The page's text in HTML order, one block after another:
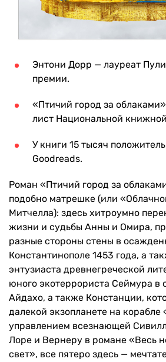
Энтони Дорр — лауреат
премии.
«Птичий город за
лист Национальной
У книги 15 тысяч
Goodreads.
Роман «Птичий город за
подобно матрешке (или
Митчелла): здесь хитроумно
жизни и судьбы Анны и Омира,
разные стороны стены в
Константинополе 1453 года, а
энтузиаста древнегреческой
юного экотеррориста Сеймура в
Айдахо, а также Констанции,
далекой экзопланете на корабле
управлением всезнающей
Лоре и Вернеру в романе «Весь
свет», все пятеро здесь —